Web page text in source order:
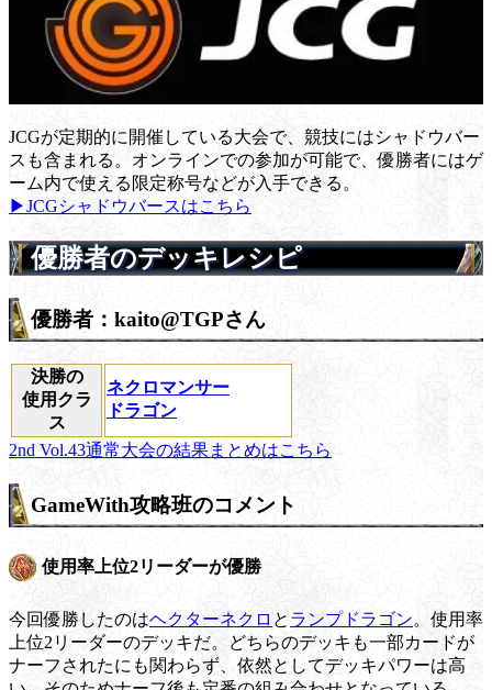
JCGが定期的に開催している大会で、競技にはシャドウバー
スも含まれる。オンラインでの参加が可能で、優勝者にはゲ
ーム内で使える限定称号などが入手できる。
▶JCGシャドウバースはこちら
優勝者のデッキレシピ
優勝者：kaito@TGPさん
決勝の
使用クラ
ス
ネクロマンサー
ドラゴン
2nd Vol.43通常大会の結果まとめはこちら
GameWith攻略班のコメント
使用率上位2リーダーが優勝
今回優勝したのはヘクターネクロ と ランプドラゴン。使用率
上位2リーダーのデッキだ。どちらのデッキも一部カードが
ナーフされたにも関わらず、依然としてデッキパワーは高